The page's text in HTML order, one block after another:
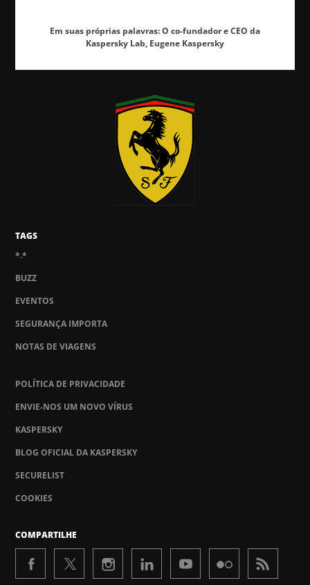
Em suas próprias palavras: O co-fundador e CEO da
Kaspersky Lab, Eugene Kaspersky
TAGS
*.*
BUZZ
EVENTOS
SEGURANÇA IMPORTA
NOTAS DE VIAGENS
POLÍTICA DE PRIVACIDADE
ENVIE-NOS UM NOVO VÍRUS
KASPERSKY
BLOG OFICIAL DA KASPERSKY
SECURELIST
COOKIES
COMPARTILHE